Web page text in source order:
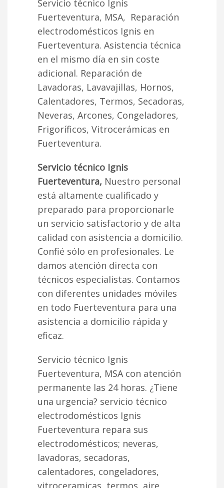
Servicio técnico Ignis
Fuerteventura, MSA, Reparación
electrodomésticos Ignis en
Fuerteventura. Asistencia técnica
en el mismo día en sin coste
adicional. Reparación de
Lavadoras, Lavavajillas, Hornos,
Calentadores, Termos, Secadoras,
Neveras, Arcones, Congeladores,
Frigoríficos, Vitrocerámicas en
Fuerteventura.
Servicio técnico Ignis
Fuerteventura, Nuestro personal
está altamente cualificado y
preparado para proporcionarle
un servicio satisfactorio y de alta
calidad con asistencia a domicilio.
Confié sólo en profesionales. Le
damos atención directa con
técnicos especialistas. Contamos
con diferentes unidades móviles
en todo Fuerteventura para una
asistencia a domicilio rápida y
eficaz.
Servicio técnico Ignis
Fuerteventura, MSA con atención
permanente las 24 horas. ¿Tiene
una urgencia? servicio técnico
electrodomésticos Ignis
Fuerteventura repara sus
electrodomésticos; neveras,
lavadoras, secadoras,
calentadores, congeladores,
vitroceramicas, termos, aire